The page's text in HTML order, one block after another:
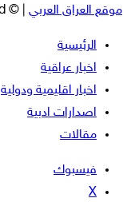
موقع العراق العربي | © Copyright 2026, All Rights Reserved
الرئيسية
اخبار عراقية
اخبار اقليمية ودولية
اصدارات ادبية
مقالات
فيسبوك
‫X